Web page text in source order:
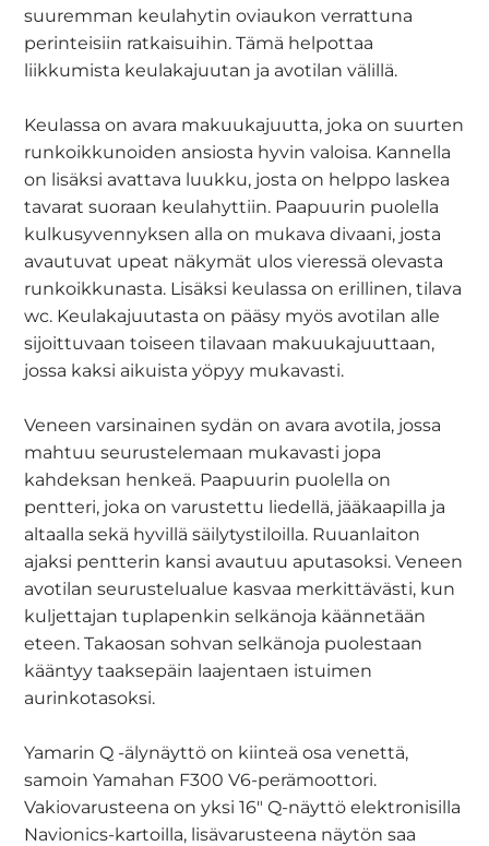
suuremman keulahytin oviaukon verrattuna
perinteisiin ratkaisuihin. Tämä helpottaa
liikkumista keulakajuutan ja avotilan välillä.
Keulassa on avara makuukajuutta, joka on suurten
runkoikkunoiden ansiosta hyvin valoisa. Kannella
on lisäksi avattava luukku, josta on helppo laskea
tavarat suoraan keulahyttiin. Paapuurin puolella
kulkusyvennyksen alla on mukava divaani, josta
avautuvat upeat näkymät ulos vieressä olevasta
runkoikkunasta. Lisäksi keulassa on erillinen, tilava
wc. Keulakajuutasta on pääsy myös avotilan alle
sijoittuvaan toiseen tilavaan makuukajuuttaan,
jossa kaksi aikuista yöpyy mukavasti.
Veneen varsinainen sydän on avara avotila, jossa
mahtuu seurustelemaan mukavasti jopa
kahdeksan henkeä. Paapuurin puolella on
pentteri, joka on varustettu liedellä, jääkaapilla ja
altaalla sekä hyvillä säilytystiloilla. Ruuanlaiton
ajaksi pentterin kansi avautuu aputasoksi. Veneen
avotilan seurustelualue kasvaa merkittävästi, kun
kuljettajan tuplapenkin selkänoja käännetään
eteen. Takaosan sohvan selkänoja puolestaan
kääntyy taaksepäin laajentaen istuimen
aurinkotasoksi.
Yamarin Q -älynäyttö on kiinteä osa venettä,
samoin Yamahan F300 V6-perämoottori.
Vakiovarusteena on yksi 16" Q-näyttö elektronisilla
Navionics-kartoilla, lisävarusteena näytön saa